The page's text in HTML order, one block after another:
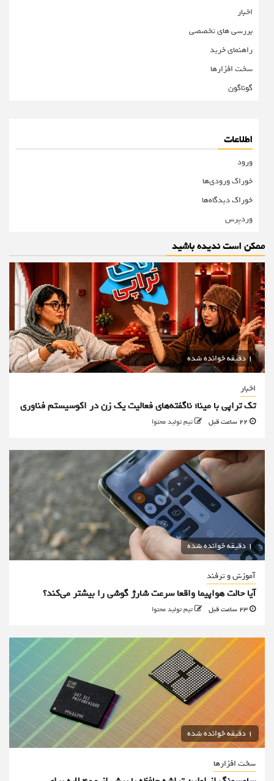
اخبار
بررسی های تخصصی
راهنمای خرید
سخت افزارها
گوناگون
اطلاعات
ورود
خوراک ورودی‌ها
خوراک دیدگاه‌ها
وردپرس
ممکن است ندیده باشید
1 دقیقه خوانده شده
اخبار
تک تراپی با مینا؛ ناگفته‌های فعالیت یک زن در اکوسیستم فناوری
تیم تولید محتوا
1 دقیقه خوانده شده
آموزش و ترفند
آیا حالت هواپیما واقعا سرعت شارژ گوشی را بیشتر می‌کند؟
تیم تولید محتوا
1 دقیقه خوانده شده
سخت افزارها